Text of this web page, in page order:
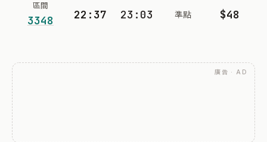
區間
3348 22:37 23:03 準點 $48
廣告 · AD